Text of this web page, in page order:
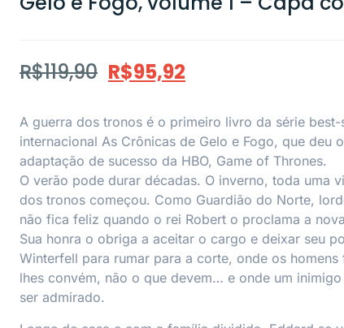
R$119,90 R$95,92
A guerra dos tronos é o primeiro livro da série best-
internacional As Crônicas de Gelo e Fogo, que deu
adaptação de sucesso da HBO, Game of Thrones.
O verão pode durar décadas. O inverno, toda uma
dos tronos começou. Como Guardião do Norte,
não fica feliz quando o rei Robert o proclama a
Sua honra o obriga a aceitar o cargo e deixar seu
Winterfell para rumar para a corte, onde os homens
lhes convém, não o que devem… e onde um
ser admirado.